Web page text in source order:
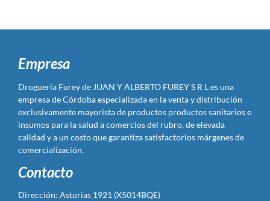
Empresa
Droguería Furey de JUAN Y ALBERTO FUREY S R L es una
empresa de Córdoba especializada en la venta y distribución
exclusivamente mayorista de productos productos sanitarios e
insumos para la salud a comercios del rubro, de elevada
calidad y a un costo que garantiza satisfactorios márgenes de
comercialización.
Contacto
Dirección: Asturias 1921 (X5014BQE)